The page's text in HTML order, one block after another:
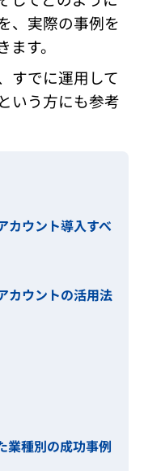
、実際の事例を
す。
すでに運用して
いう方にも参考
カウント導入すべ
カウントの活用法
業種別の成功事例